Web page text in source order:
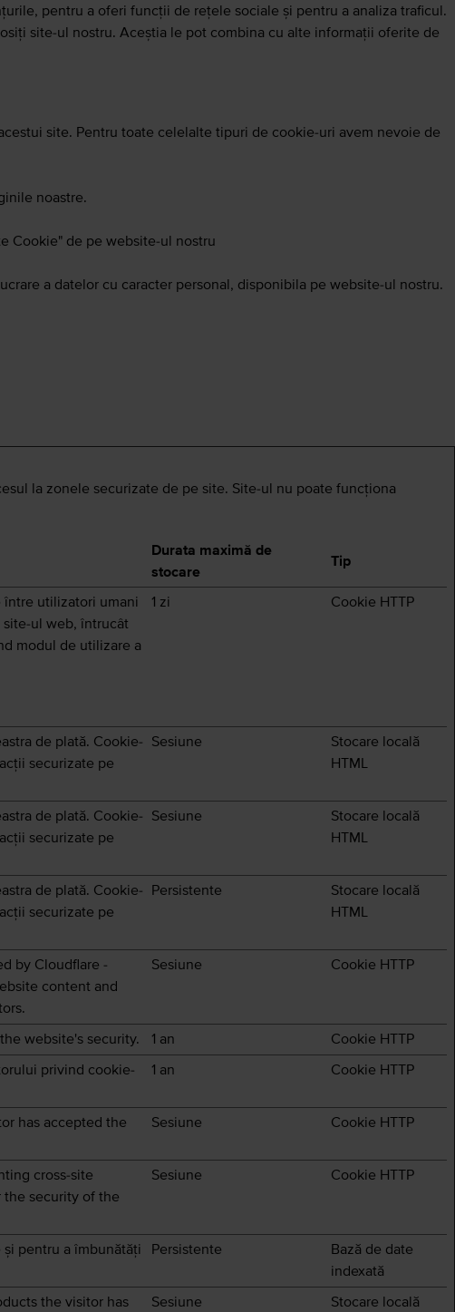
pentru a oferi funcții de rețele sociale și pentru a analiza traficul.
site-ul nostru. Aceștia le pot combina cu alte informații oferite de
site. Pentru toate celelalte tipuri de cookie-uri avem nevoie de
noastre.
Cookie" de pe website-ul nostru
a datelor cu caracter personal, disponibila pe website-ul nostru.
la zonele securizate de pe site. Site-ul nu poate funcţiona
Durata maximă de
stocare
Tip
utilizatori umani
ul web, întrucât
modul de utilizare a
1 zi Cookie HTTP
de plată. Cookie-
securizate pe
Sesiune
Stocare locală
HTML
de plată. Cookie-
securizate pe
Sesiune
Stocare locală
HTML
de plată. Cookie-
securizate pe
Persistente
Stocare locală
HTML
by Cloudflare -
content and
Sesiune Cookie HTTP
website's security. 1 an
Cookie HTTP
privind cookie-
1 an Cookie HTTP
has accepted the
Sesiune Cookie HTTP
cross-site
the security of the
Sesiune Cookie HTTP
pentru a îmbunătăți
Persistente
Bază de date
indexată
the visitor has
Sesiune
Stocare locală